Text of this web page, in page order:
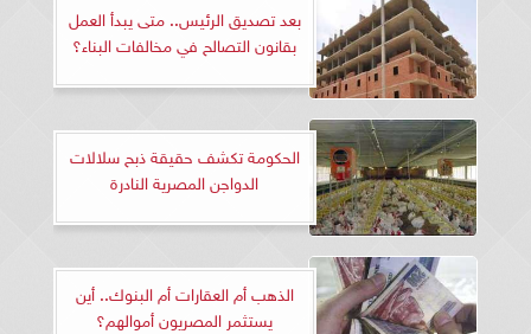
بعد تصديق الرئيس.. متى يبدأ العمل
بقانون التصالح في مخالفات البناء؟
الحكومة تكشف حقيقة ذبح سلالات
الدواجن المصرية النادرة
الذهب أم العقارات أم البنوك.. أين
يستثمر المصريون أموالهم؟